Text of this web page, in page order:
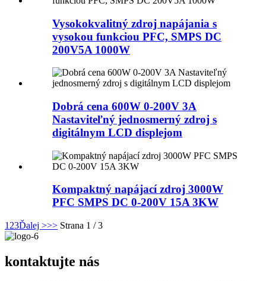
Vysokokvalitný zdroj napájania s
vysokou funkciou PFC, SMPS DC
200V5A 1000W
Dobrá cena 600W 0-200V 3A
Nastaviteľný jednosmerný zdroj s
digitálnym LCD displejom
Kompaktný napájací zdroj 3000W
PFC SMPS DC 0-200V 15A 3KW
1 23Ďalej >>> Strana 1 / 3
kontaktujte nás